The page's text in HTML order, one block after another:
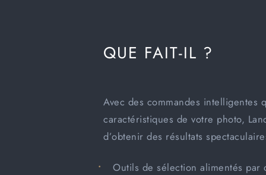
QUE FAIT-IL ?
Avec des commandes intelligentes
caractéristiques de votre photo,
d’obtenir des résultats
Outils de sélection alimentés par